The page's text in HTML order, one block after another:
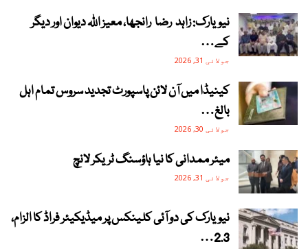
نیویارک: زاہد رضا رانجھا، معیز اللہ دیوان اور دیگر
کے…
جولائی 31, 2026
کینیڈا میں آن لائن پاسپورٹ تجدید سروس تمام اہل
بالغ…
جولائی 30, 2026
میئر ممدانی کا نیا ہاؤسنگ ٹریکر لانچ
جولائی 31, 2026
نیویارک کی دو آئی کلینکس پر میڈیکیئر فراڈ کا الزام،
2.3…